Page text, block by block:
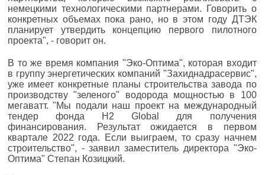
немецкими технологическими партнерами. Говорить о
конкретных объемах пока рано, но в этом году ДТЭК
планирует утвердить концепцию первого пилотного
проекта", - говорит он.
В то же время компания "Эко-Оптима", которая входит
в группу энергетических компаний "Захиднадрасервис",
уже имеет конкретные планы строительства завода по
производству "зеленого" водорода мощностью в 100
мегаватт. "Мы подали наш проект на международный
тендер фонда H2 Global для получения
финансирования. Результат ожидается в первом
квартале 2022 года. Если выиграем, то сразу начнем
строительство", - заявил заместитель директора "Эко-
Оптима" Степан Козицкий.